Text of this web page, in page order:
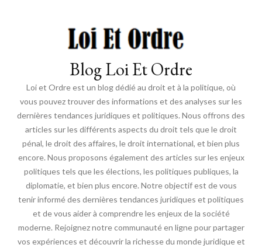
Blog Loi Et Ordre
Loi et Ordre est un blog dédié au droit et à la politique, où
vous pouvez trouver des informations et des analyses sur les
dernières tendances juridiques et politiques. Nous offrons des
articles sur les différents aspects du droit tels que le droit
pénal, le droit des affaires, le droit international, et bien plus
encore. Nous proposons également des articles sur les enjeux
politiques tels que les élections, les politiques publiques, la
diplomatie, et bien plus encore. Notre objectif est de vous
tenir informé des dernières tendances juridiques et politiques
et de vous aider à comprendre les enjeux de la société
moderne. Rejoignez notre communauté en ligne pour partager
vos expériences et découvrir la richesse du monde juridique et